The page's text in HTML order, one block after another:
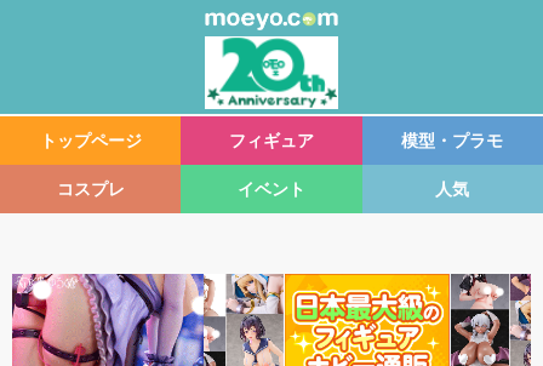
トップページ フィギュア 模型・プラモ
コスプレ イベント 人気